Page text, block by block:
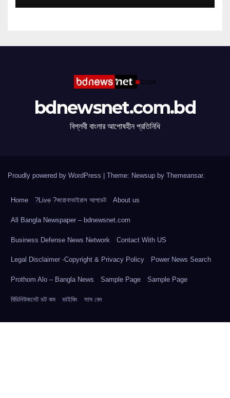
bdnewsnet.com.bd
বিপ্লবী বাংলার আপোষহীন প্রতিনিধি
Proudly powered by WordPress | Theme: Newsup by Themeansar.
Home ?Live ?করোনাভাইরাস আপডেট About us
All Bangla Newspaper – bdnewsnet.com
Business Defense News Network Contact With US
Legal Disclaimer -Copyright & Privacy Policy Power News Search
Prothom Alo – Bangla News Sample Page Sample Page
বিডিনিউজনেট ডট কম ভাইকিং সাম বেদ